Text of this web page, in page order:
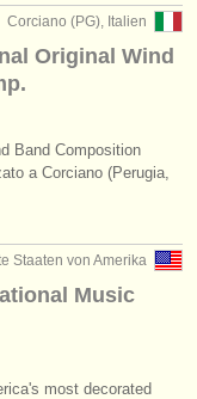
Corciano (PG), Italien
Original Wind
Band Composition
a Corciano (Perugia,
Staaten von Amerika
Music
most decorated